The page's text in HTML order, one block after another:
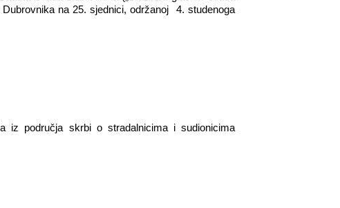
na 25. sjednici, održanoj
4. studenoga
iz područja skrbi o stradalnicima i sudionicima